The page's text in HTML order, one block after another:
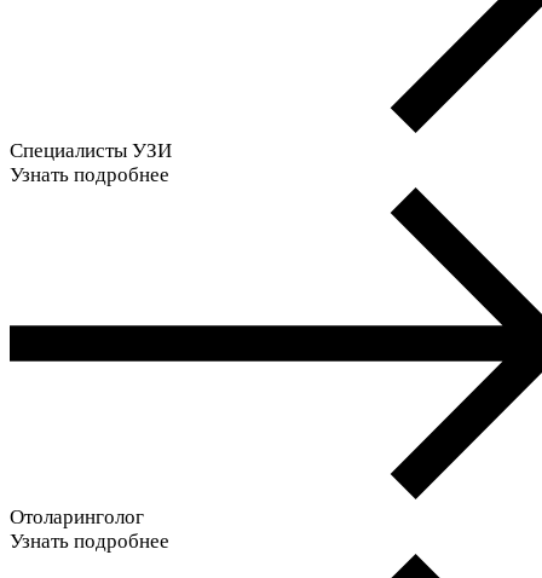
Специалисты УЗИ
Узнать подробнее
Отоларинголог
Узнать подробнее